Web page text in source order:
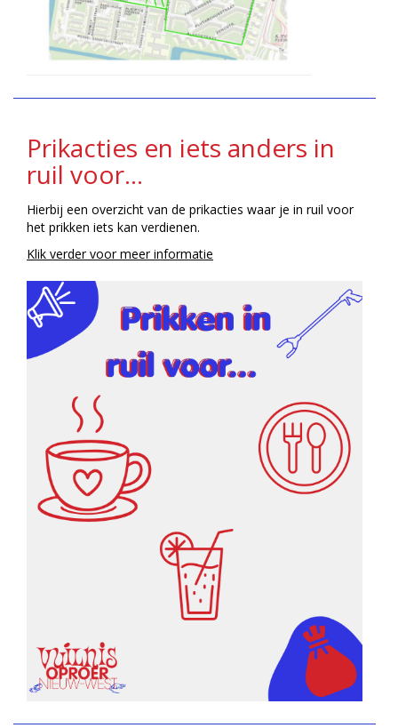
Prikacties en iets anders in
ruil voor...
Hierbij een overzicht van de prikacties waar je in ruil voor
het prikken iets kan verdienen.
Klik verder voor meer informatie